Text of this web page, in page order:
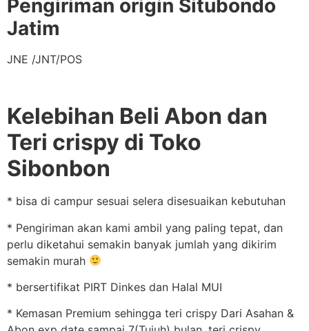
Pengiriman origin Situbondo
Jatim
JNE /JNT/POS
Kelebihan Beli Abon dan
Teri crispy di Toko
Sibonbon
* bisa di campur sesuai selera disesuaikan kebutuhan
* Pengiriman akan kami ambil yang paling tepat, dan
perlu diketahui semakin banyak jumlah yang dikirim
semakin murah
* bersertifikat PIRT Dinkes dan Halal MUI
* Kemasan Premium sehingga teri crispy Dari Asahan &